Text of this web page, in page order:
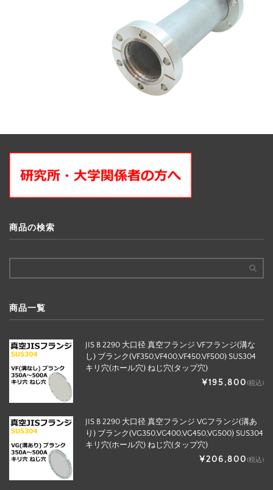
商品の検索
商品一覧
JIS B 2290 大口径 真空フランジ VFフランジ(溝な
し) ブランク(VF350,VF400,VF450,VF500) SUS304
キリ穴(ホール穴) ねじ穴(タップ穴)
¥195,800(税込)
JIS B 2290 大口径 真空フランジ VGフランジ(溝あ
り) ブランク(VG350,VG400,VG450,VG500) SUS304
キリ穴(ホール穴) ねじ穴(タップ穴)
¥206,800(税込)